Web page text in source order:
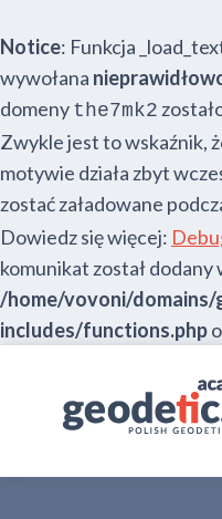
Notice: Funkcja
wywołana
domeny the7mk2
Zwykle jest to wskaźnik,
motywie działa zbyt
zostać załadowane
Dowiedz się więcej:
komunikat został dodany
/home/vovoni/
includes/functions.php